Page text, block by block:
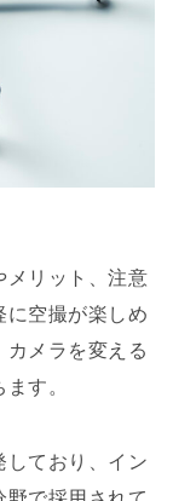
メリット、注意
に空撮が楽しめ
カメラを変える
す。
しており、イン